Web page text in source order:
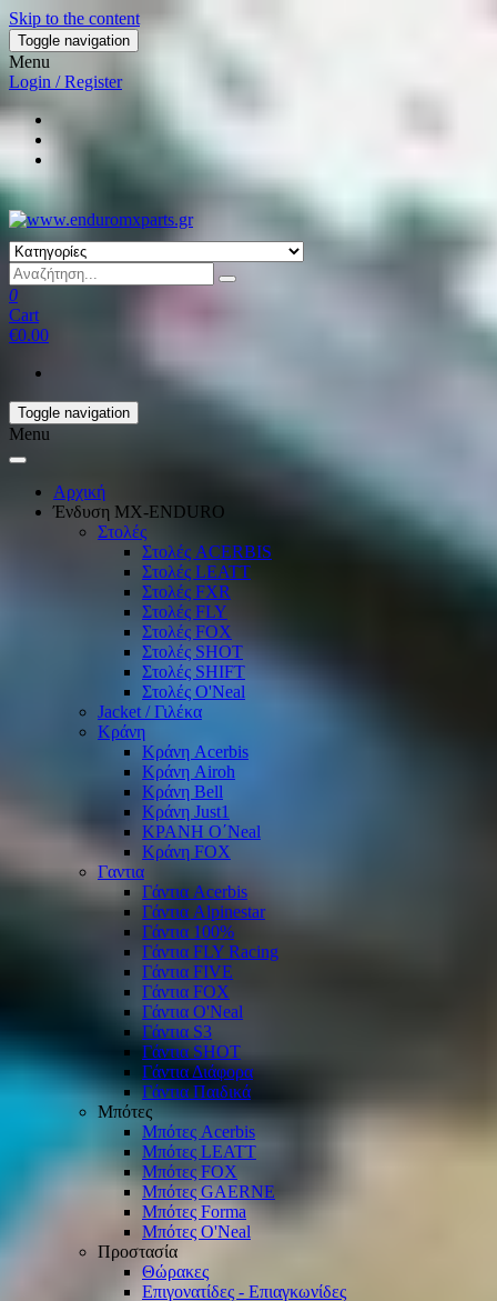
Skip to the content
Toggle navigation
Menu
Login / Register
0
Cart
€0.00
Toggle navigation
Menu
Αρχική
Ένδυση ΜΧ-ΕΝDURO
Στολές
Στολές ACERBIS
Στολές LEATT
Στολές FXR
Στολές FLY
Στολές FOX
Στολές SHOT
Στολές SHIFT
Στολές O'Neal
Jacket / Γιλέκα
Κράνη
Κράνη Acerbis
Κράνη Airoh
Κράνη Bell
Κράνη Just1
ΚΡΑΝΗ O΄Νeal
Κράνη FOX
Γαντια
Γάντια Acerbis
Γάντια Alpinestar
Γάντια 100%
Γάντια FLY Racing
Γάντια FIVE
Γάντια FOX
Γάντια O'Νeal
Γάντια S3
Γάντια SHOT
Γάντια Διάφορα
Γάντια Παιδικά
Μπότες
Μπότες Acerbis
Μπότες LEATT
Μπότες FOX
Μπότες GAERNE
Μπότες Forma
Μπότες O'Neal
Προστασία
Θώρακες
Επιγονατίδες - Επιαγκωνίδες